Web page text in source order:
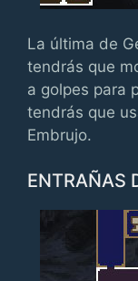
La última de
tendrás que
a golpes para
tendrás que
Embrujo.
ENTRAÑAS